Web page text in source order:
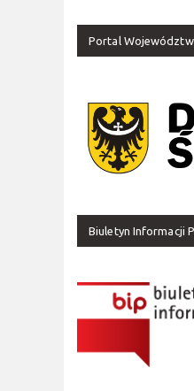
Portal
Biuletyn Informacji